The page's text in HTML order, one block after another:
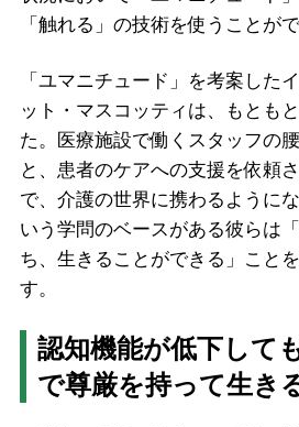
「触れる」の技術を使うことがで
「ユマニチュード」を考案した
ット・マスコッティは、もとも
た。医療施設で働くスタッフの
と、患者のケアへの支援を依頼
で、介護の世界に携わるように
いう学問のベースがある彼らは
ち、生きることができる」こと
す。
認知機能が低下して
で尊厳を持って生き